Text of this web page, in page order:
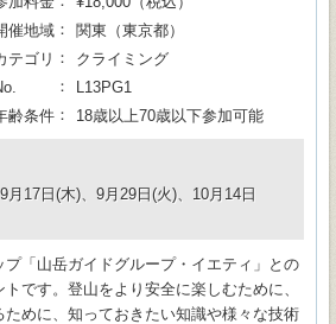
催地域
関東（東京都）
テゴリ
クライミング
L13PG1
齢条件
18歳以上70歳以下参加可能
月17日(木)、9月29日(火)、10月14日
プ「山岳ガイドグループ・イエティ」との
です。登山をより安全に楽しむために、
ために、知っておきたい知識や様々な技術